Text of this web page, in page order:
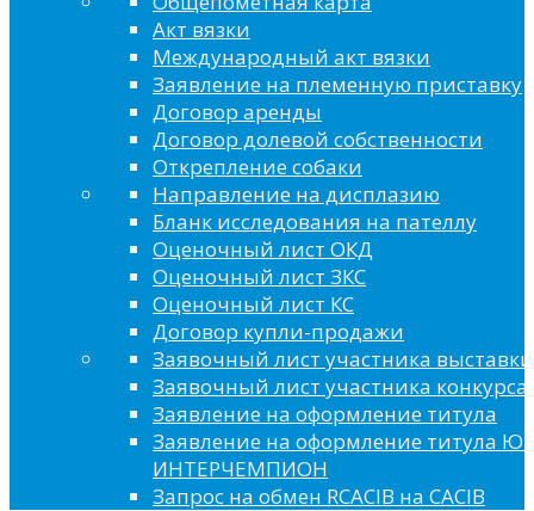
Акт вязки
Международный акт вязки
Заявление на племенную приставку
Договор аренды
Договор долевой собственности
Открепление собаки
Направление на дисплазию
Бланк исследования на пателлу
Оценочный лист ОКД
Оценочный лист ЗКС
Оценочный лист КС
Договор купли-продажи
Заявочный лист участника выставки
Заявочный лист участника конкурса
Заявление на оформление титула
Заявление на оформление титула
ИНТЕРЧЕМПИОН
Запрос на обмен RCACIB на CACIB